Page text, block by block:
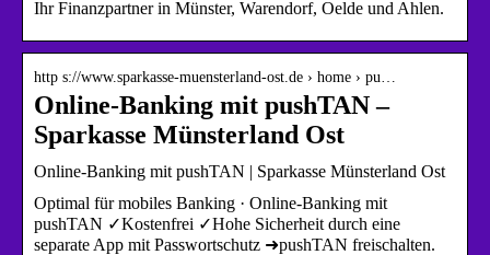
Ihr Finanzpartner in Münster, Warendorf, Oelde und Ahlen.
http s://www.sparkasse-muensterland-ost.de › home › pu…
Online-Banking mit pushTAN –
Sparkasse Münsterland Ost
Online-Banking mit pushTAN | Sparkasse Münsterland Ost
Optimal für mobiles Banking · Online-Banking mit
pushTAN ✓Kostenfrei ✓Hohe Sicherheit durch eine
separate App mit Passwortschutz ➜pushTAN freischalten.